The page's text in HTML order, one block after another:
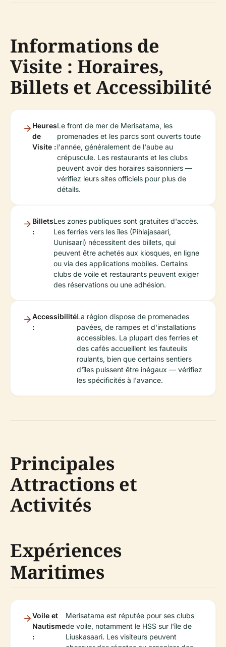
Informations de
Visite : Horaires,
Billets et Accessibilité
Heures
de
Visite :
Le front de mer de Merisatama, les
promenades et les parcs sont ouverts toute
l'année, généralement de l'aube au
crépuscule. Les restaurants et les clubs
peuvent avoir des horaires saisonniers —
vérifiez leurs sites officiels pour plus de
détails.
Billets
:
Les zones publiques sont gratuites d'accès.
Les ferries vers les îles (Pihlajasaari,
Uunisaari) nécessitent des billets, qui
peuvent être achetés aux kiosques, en ligne
ou via des applications mobiles. Certains
clubs de voile et restaurants peuvent exiger
des réservations ou une adhésion.
Accessibilité
:
La région dispose de promenades
pavées, de rampes et d'installations
accessibles. La plupart des ferries et
des cafés accueillent les fauteuils
roulants, bien que certains sentiers
d'îles puissent être inégaux — vérifiez
les spécificités à l'avance.
Principales
Attractions et
Activités
Expériences
Maritimes
Voile et
Nautisme
:
Merisatama est réputée pour ses clubs
de voile, notamment le HSS sur l'île de
Liuskasaari. Les visiteurs peuvent